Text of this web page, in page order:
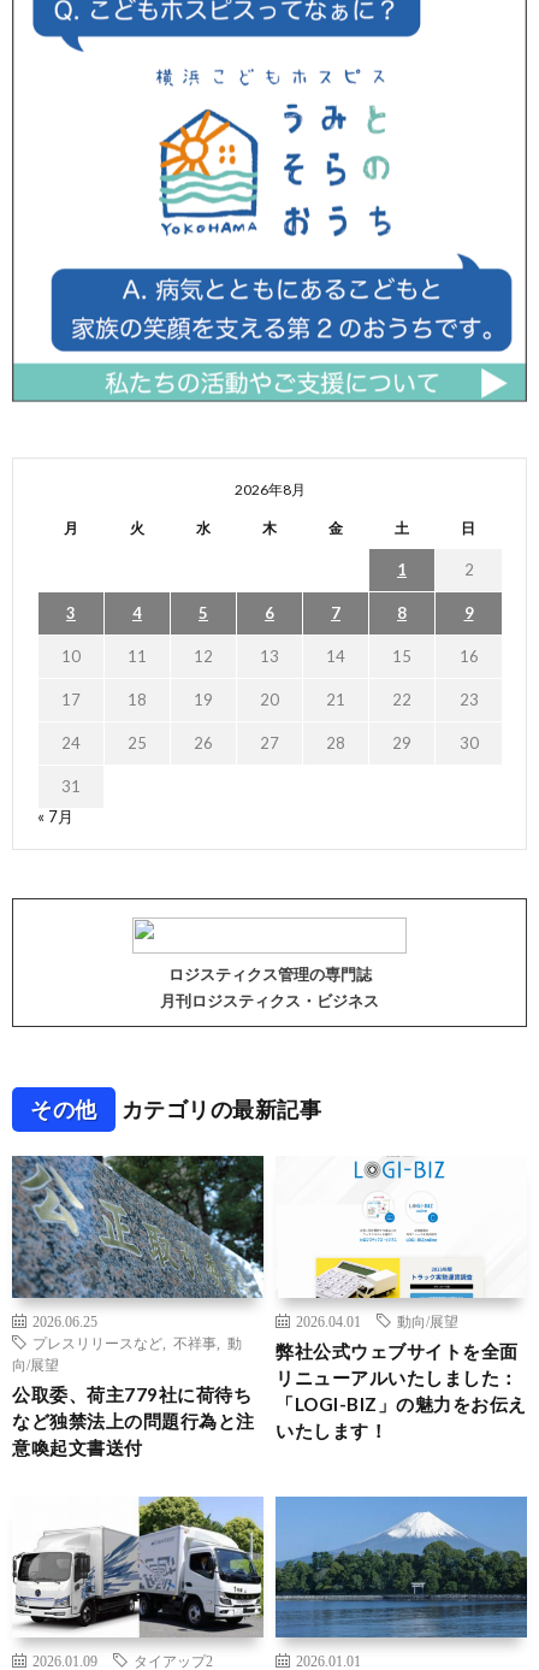
2026年8月
月 火 水 木 金 土 日
1 2
3 4 5 6 7 8 9
10 11 12 13 14 15 16
17 18 19 20 21 22 23
24 25 26 27 28 29 30
31
« 7月
ロジスティクス管理の専門誌
月刊ロジスティクス・ビジネス
その他 カテゴリの最新記事
2026.06.25
プレスリリースなど
不祥事
動
向/展望
公取委、荷主779社に荷待ち
など独禁法上の問題行為と注
意喚起文書送付
2026.04.01 動向/展望
弊社公式ウェブサイトを全面
リニューアルいたしました：
「LOGI-BIZ」の魅力をお伝え
いたします！
2026.01.09 タイアップ2
2026.01.01